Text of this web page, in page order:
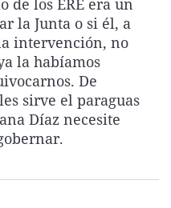
La rosa de los vientos
Gente viajera
Como el perro y el
Caso
Retornados
Equipo de
Operación Viuda
Extremadura
Galicia
La Rioja
Navarra
País Vasco
Virales
Televisión
Elecciones
de los ERE era un
la Junta o si él, a
intervención, no
la habíamos
De
sirve el paraguas
Díaz necesite